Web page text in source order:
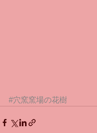
#穴窯窯場の花樹